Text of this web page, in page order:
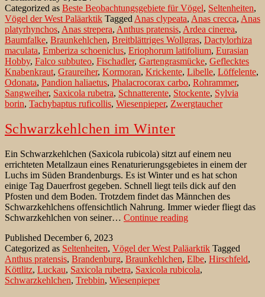
See:
Tanz
der
Baumfalke
über
Weiher
Categorized as Beste Beobachtungsgebiete für Vögel, Seltenheiten,
Vögel der West Paläarktik TaggedAnas clypeata, Anas crecca, Anas
platyrhynchos, Anas strepera, Anthus pratensis, Ardea cinerea,
Baumfalke, Braunkehlchen, Breitblättriges Wollgras, Dactylorhiza
maculata, Emberiza schoeniclus, Eriophorum latifolium, Eurasian
Hobby, Falco subbuteo, Fischadler, Gartengrasmücke, Geflecktes
Knabenkraut, Graureiher, Kormoran, Krickente, Libelle, Löffelente,
Odonata, Pandion haliaetus, Phalacrocorax carbo, Rohrammer,
Sangweiher, Saxicola rubetra, Schnatterente, Stockente, Sylvia
borin, Tachybaptus ruficollis, Wiesenpieper, Zwergtaucher
Schwarzkehlchen im Winter
Ein Schwarzkehlchen (Saxicola rubicola) sitzt auf einem neu
errichteten Metallzaun eines Renaturierungsgebietes in einem der
Luchs im Süden Brandenburgs. Es ist Winter und es hat schon
einige Tag Dauerfrost gegeben. Schnell liegt teils dick auf den
Pfosten und dem Boden. Trotzdem findet das Männchen des
Schwarzkehlchens offensichtlich Nahrung. Immer wieder fliegt das
Schwarzkehlchen von seiner… Continue readingSchwarzkehlchen
Published December 6, 2023
Categorized as Seltenheiten, Vögel der West Paläarktik Tagged
Anthus pratensis, Brandenburg, Braunkehlchen, Elbe, Hirschfeld,
Köttlitz, Luckau, Saxicola rubetra, Saxicola rubicola,
Schwarzkehlchen, Trebbin, Wiesenpieper